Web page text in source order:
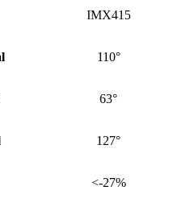
IMX415
110°
63°
127°
<-27%